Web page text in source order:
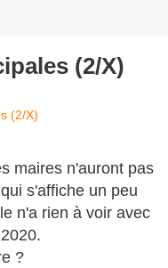
(2/X)
maires n'auront pas
s'affiche un peu
n'a rien à voir avec
?